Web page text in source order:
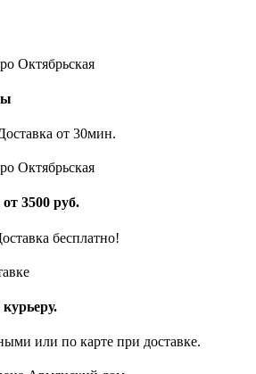
от 30мин.
3500 руб.
бесплатно!
или по карте при доставке.